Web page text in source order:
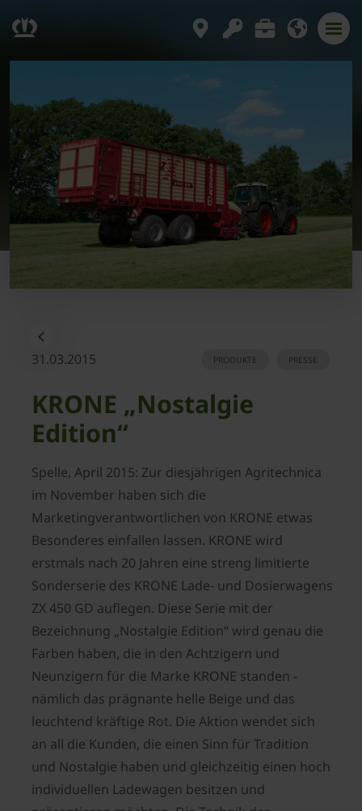
31.03.2015 PRESSE
PRODUKTE
KRONE „Nostalgie
Edition“
Spelle, April 2015: Zur diesjährigen Agritechnica
im November haben sich die
Marketingverantwortlichen von KRONE etwas
Besonderes einfallen lassen. KRONE wird
erstmals nach 20 Jahren eine streng limitierte
Sonderserie des KRONE Lade- und Dosierwagens
ZX 450 GD auflegen. Diese Serie mit der
Bezeichnung „Nostalgie Edition“ wird genau die
Farben haben, die in den Achtzigern und
Neunzigern für die Marke KRONE standen -
nämlich das prägnante helle Beige und das
leuchtend kräftige Rot. Die Aktion wendet sich
an all die Kunden, die einen Sinn für Tradition
und Nostalgie haben und gleichzeitig einen hoch
individuellen Ladewagen besitzen und